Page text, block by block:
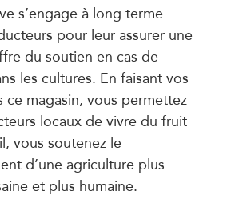
s’engage à long terme
pour leur assurer une
du soutien en cas de
les cultures. En faisant vos
ce magasin, vous permettez
locaux de vivre du fruit
vous soutenez le
d’une agriculture plus
et plus humaine.